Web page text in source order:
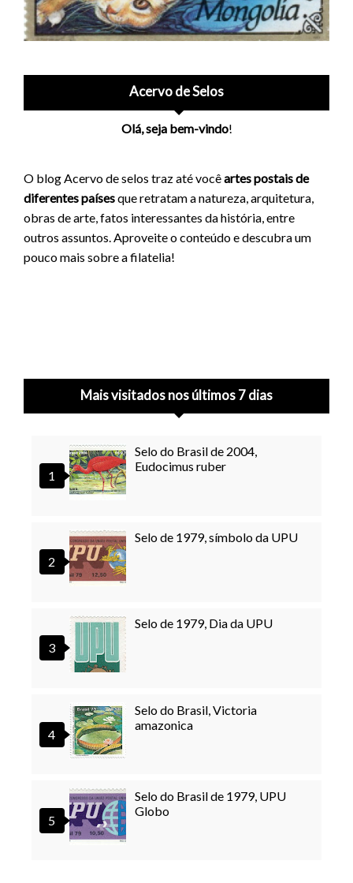
Acervo de Selos
Olá, seja bem-vindo!
O blog Acervo de selos traz até vocêartes postais de
diferentes paísesque retratam a natureza, arquitetura,
obras de arte, fatos interessantes da história, entre
outros assuntos. Aproveite o conteúdo e descubra um
pouco mais sobre a filatelia!
Mais visitados nos últimos 7 dias
Selo do Brasil de 2004,
Eudocimus ruber
Selo de 1979, símbolo da UPU
Selo de 1979, Dia da UPU
Selo do Brasil, Victoria
amazonica
Selo do Brasil de 1979, UPU
Globo